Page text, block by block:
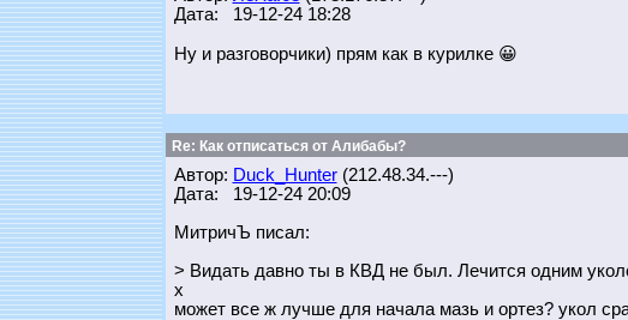
Дата: 19-12-24 18:28
Ну и разговорчики) прям как в курилке 😀
Re: Как отписаться от Алибабы?
Автор: Duck_Hunter(212.48.34.---)
Дата: 19-12-24 20:09
МитричЪ писал:
> Видать давно ты в КВД не был. Лечится одним
х
может все ж лучше для начала мазь и ортез? укол